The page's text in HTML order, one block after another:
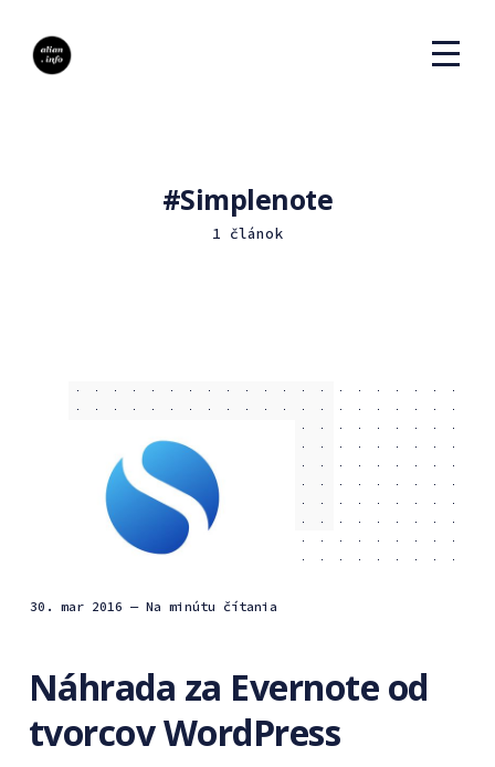
Simplenote
1 článok
30. mar 2016 — Na minútu čítania
Náhrada za Evernote od
tvorcov WordPress